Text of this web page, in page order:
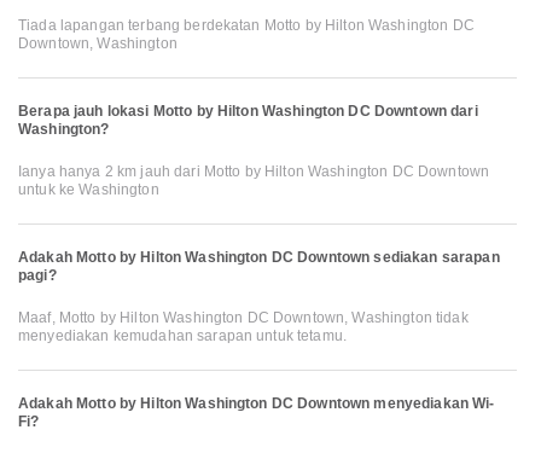
Tiada lapangan terbang berdekatan Motto by Hilton Washington DC
Downtown, Washington
Berapa jauh lokasi Motto by Hilton Washington DC Downtown dari
Washington?
Ianya hanya 2 km jauh dari Motto by Hilton Washington DC Downtown
untuk ke Washington
Adakah Motto by Hilton Washington DC Downtown sediakan sarapan
pagi?
Maaf, Motto by Hilton Washington DC Downtown, Washington tidak
menyediakan kemudahan sarapan untuk tetamu.
Adakah Motto by Hilton Washington DC Downtown menyediakan Wi-
Fi?